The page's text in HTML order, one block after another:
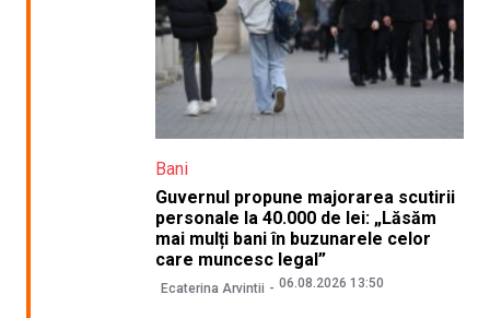
Bani
Guvernul propune majorarea scutirii
personale la 40.000 de lei: „Lăsăm
mai mulți bani în buzunarele celor
care muncesc legal”
Ecaterina Arvintii 06.08.2026 13:50